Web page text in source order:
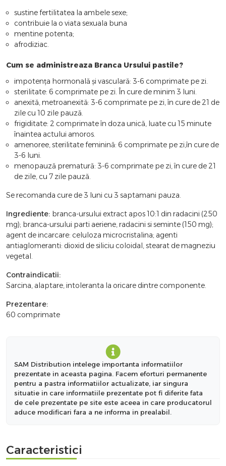
sustine fertilitatea la ambele sexe;
contribuie la o viata sexuala buna
mentine potenta;
afrodiziac.
Cum se administreaza Branca Ursului pastile?
impotența hormonală și vasculară: 3-6 comprimate pe zi.
sterilitate: 6 comprimate pe zi. În cure de minim 3 luni.
anexită, metroanexită: 3-6 comprimate pe zi, în cure de 21 de
zile cu 10 zile pauză.
frigiditate: 2 comprimate în doza unică, luate cu 15 minute
înaintea actului amoros.
amenoree, sterilitate feminină: 6 comprimate pe zi,în cure de
3-6 luni.
menopauză prematură: 3-6 comprimate pe zi, în cure de 21
de zile, cu 7 zile pauză.
Se recomanda cure de 3 luni cu 3 saptamani pauza.
Ingrediente: branca-ursului extract apos 10:1 din radacini (250
mg); branca-ursului parti aeriene, radacini si seminte (150 mg);
agent de incarcare: celuloza microcristalina; agenti
antiaglomeranti: dioxid de siliciu coloidal, stearat de magneziu
vegetal.
Contraindicatii:
Sarcina, alaptare, intoleranta la oricare dintre componente.
Prezentare:
60 comprimate
SAM Distribution intelege importanta informatiilor
prezentate in aceasta pagina. Facem eforturi permanente
pentru a pastra informatiilor actualizate, iar singura
situatie in care informatiile prezentate pot fi diferite fata
de cele prezentate pe site este aceea in care producatorul
aduce modificari fara a ne informa in prealabil.
Caracteristici